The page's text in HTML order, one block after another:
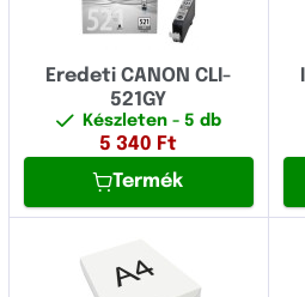
Eredeti CANON CLI-
521GY
Készleten - 5 db
5 340 Ft
Termék